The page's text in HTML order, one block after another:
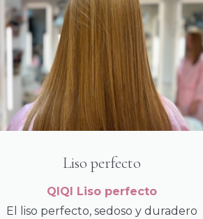
Liso perfecto
QIQI Liso perfecto
El liso perfecto, sedoso y duradero